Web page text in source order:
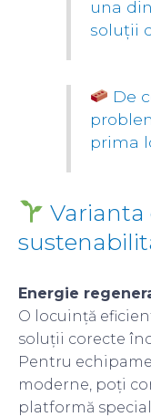
una
soluții
De
prima
Energie
O locuință
soluții corecte
Pentru
moderne, poți
platformă